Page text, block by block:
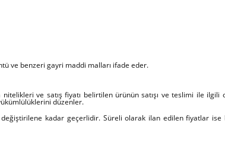
ve benzeri gayri maddi malları ifade eder.
ve satış fiyatı belirtilen ürünün satışı ve teslimi ile ilgili
düzenler.
kadar geçerlidir. Süreli olarak ilan edilen fiyatlar